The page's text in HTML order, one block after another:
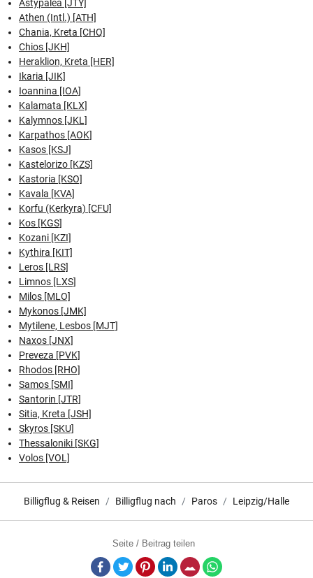
Astypalea [JTY]
Athen (Intl.) [ATH]
Chania, Kreta [CHQ]
Chios [JKH]
Heraklion, Kreta [HER]
Ikaria [JIK]
Ioannina [IOA]
Kalamata [KLX]
Kalymnos [JKL]
Karpathos [AOK]
Kasos [KSJ]
Kastelorizo [KZS]
Kastoria [KSO]
Kavala [KVA]
Korfu (Kerkyra) [CFU]
Kos [KGS]
Kozani [KZI]
Kythira [KIT]
Leros [LRS]
Limnos [LXS]
Milos [MLO]
Mykonos [JMK]
Mytilene, Lesbos [MJT]
Naxos [JNX]
Preveza [PVK]
Rhodos [RHO]
Samos [SMI]
Santorin [JTR]
Sitia, Kreta [JSH]
Skyros [SKU]
Thessaloniki [SKG]
Volos [VOL]
Billigflug & Reisen Billigflug nach Paros Leipzig/Halle
Seite / Beitrag teilen
Facebook
TwitterPinterestLinkedInE-Mail